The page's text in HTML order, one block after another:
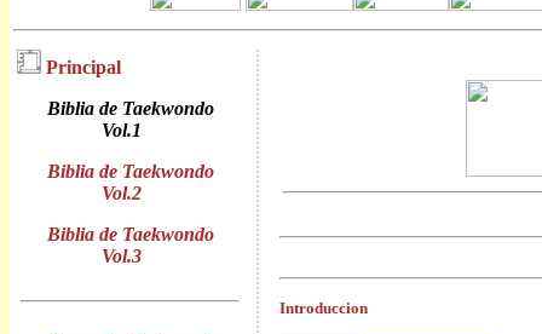
Principal
Biblia de Taekwondo
Vol.1
Biblia de Taekwondo
Vol.2
Biblia de Taekwondo
Vol.3
Introduccion